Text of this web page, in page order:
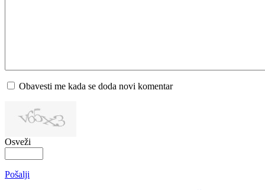
Obavesti me kada se doda novi komentar
Osveži
Pošalji